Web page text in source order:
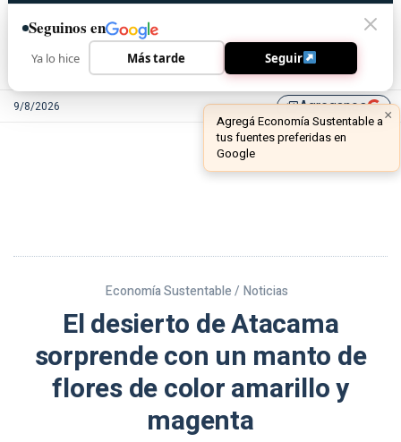
9/8/2026 library_addAgreganos
Economía Sustentable / Noticias
El desierto de Atacama
sorprende con un manto de
flores de color amarillo y
magenta
Seguinos en
Ya lo hice Más tarde Seguir